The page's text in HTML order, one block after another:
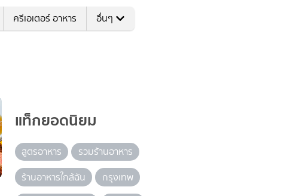
ครีเอเตอร์ อาหาร อื่นๆ
แท็กยอดนิยม
สูตรอาหาร
รวมร้านอาหาร
ร้านอาหารใกล้ฉัน
กรุงเทพ